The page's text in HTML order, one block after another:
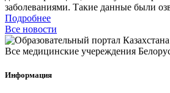
заболеваниями. Такие данные были
Подробнее
Все новости
Все медицинские учереждения
Информация